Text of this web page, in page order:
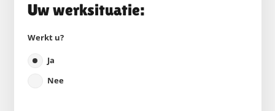
Uw werksituatie:
Werkt u?
Ja
Nee